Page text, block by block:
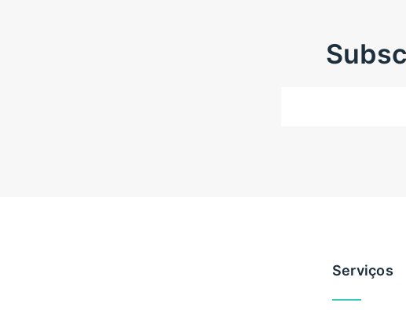
Serviços